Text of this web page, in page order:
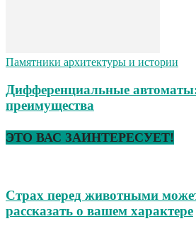
Памятники архитектуры и истории
Дифференциальные
преимущества
ЭТО ВАС ЗАИНТЕРЕСУЕТ!
Страх перед животными
рассказать о вашем характере